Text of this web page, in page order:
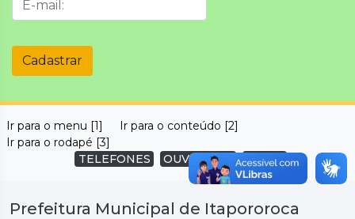
Cadastrar
Ir para o menu [1]
Ir para o conteúdo [2]
Ir para o rodapé [3]
TELEFONES
OUVIDORIA SUBIR
Prefeitura Municipal de Itapororoca